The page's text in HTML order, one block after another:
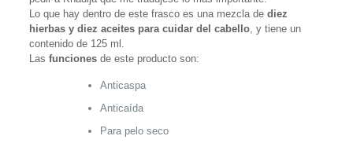
Lo que hay dentro de este frasco es una mezcla de diez
hierbas y diez aceites para cuidar del cabello, y tiene un
contenido de 125 ml.
Las funcionesde este producto son:
Anticaspa
Anticaída
Para pelo seco